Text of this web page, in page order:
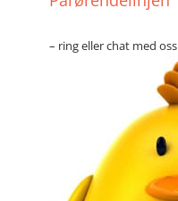
– ring eller chat med oss